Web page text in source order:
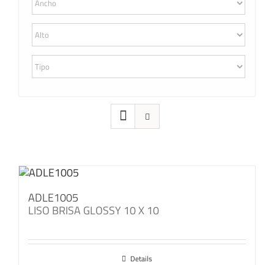
ADLE1005
LISO BRISA GLOSSY 10 X 10
Details